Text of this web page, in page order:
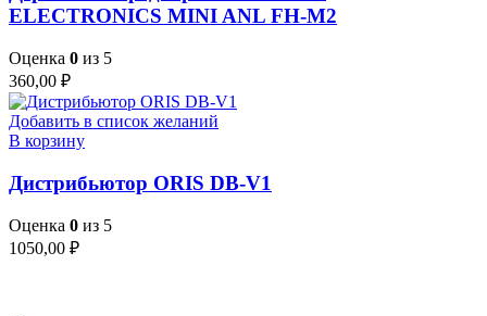
ELECTRONICS MINI ANL FH-M2
Оценка 0 из 5
360,00 ₽
Добавить в список желаний
В корзину
Дистрибьютор ORIS DB-V1
Оценка 0 из 5
1050,00 ₽